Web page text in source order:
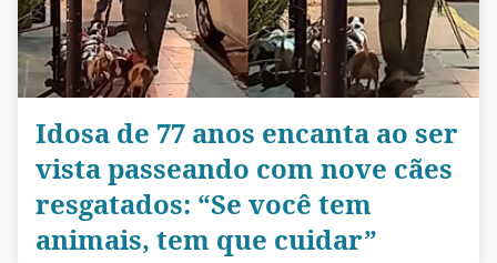
Idosa de 77 anos encanta ao ser
vista passeando com nove cães
resgatados: “Se você tem
animais, tem que cuidar”